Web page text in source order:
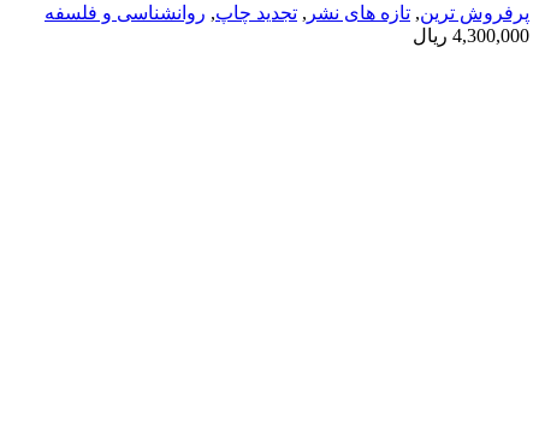
پرفروش ترین, تازه های نشر , تجدید چاپ, روانشناسی و فلسفه
4,300,000 ریال